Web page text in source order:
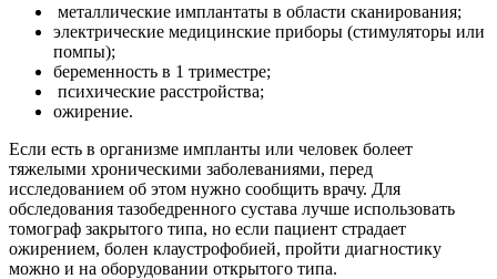
металлические имплантаты в области сканирования;
электрические медицинские приборы (стимуляторы или
помпы);
беременность в 1 триместре;
психические расстройства;
ожирение.
Если есть в организме импланты или человек болеет
тяжелыми хроническими заболеваниями, перед
исследованием об этом нужно сообщить врачу. Для
обследования тазобедренного сустава лучше использовать
томограф закрытого типа, но если пациент страдает
ожирением, болен клаустрофобией, пройти диагностику
можно и на оборудовании открытого типа.